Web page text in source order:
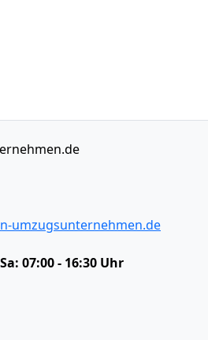
umzugsunternehmen.de
07:00 - 16:30 Uhr